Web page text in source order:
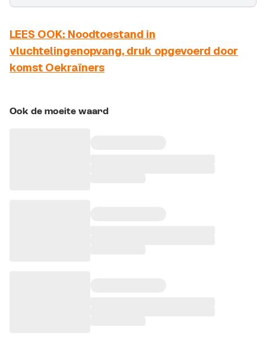
LEES OOK: Noodtoestand in
vluchtelingenopvang, druk opgevoerd door
komst Oekraïners
Ook de moeite waard